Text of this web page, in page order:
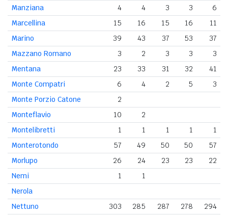
Manziana
4 4 3 3
6
Marcellina
15 16 15 16
11
Marino
39 43 37 53
37
Mazzano Romano
3 2 3 3
3
Mentana
23 33 31 32
41
Monte Compatri
6 4 2 5
3
Monte Porzio Catone
2
Monteflavio
10
2
Montelibretti
1 1 1 1
1
Monterotondo
57 49 50 50
57
Morlupo
26 24 23 23
22
Nemi
1
1
Nerola
Nettuno
303 285 287 278
294